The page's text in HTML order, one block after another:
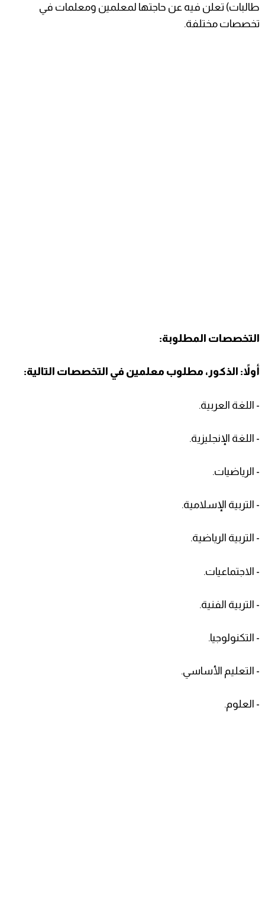
طالبات) تعلن فيه عن حاجتها لمعلمين ومعلمات في
تخصصات مختلفة.
التخصصات المطلوبة:
أولاً: الذكور، مطلوب معلمين في التخصصات التالية:
- اللغة العربية.
- اللغة الإنجليزية.
- الرياضيات.
- التربية الإسلامية.
- التربية الرياضية.
- الاجتماعيات.
- التربية الفنية.
- التكنولوجيا.
- التعليم الأساسي.
- العلوم.